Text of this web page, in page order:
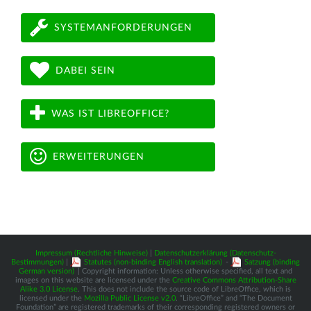
SYSTEMANFORDERUNGEN
DABEI SEIN
WAS IST LIBREOFFICE?
ERWEITERUNGEN
Impressum (Rechtliche Hinweise)|
Datenschutzerklärung (Datenschutz-
Bestimmungen)
Statutes (non-binding English translation) -
Satzung (binding
German version)
| Copyright information: Unless otherwise specified, all text and
images on this website are licensed under the Creative Commons Attribution-Share
Alike 3.0 License . This does not include the source code of LibreOffice, which is
licensed under the Mozilla Public License v2.0. “LibreOffice” and “The Document
Foundation” are registered trademarks of their corresponding registered owners or